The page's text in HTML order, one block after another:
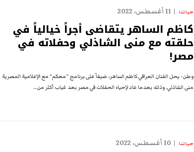
حياتنا 11 أغسطس، 2022
كاظم الساهر يتقاضى أجراً خيالياً في
حلقته مع منى الشاذلي وحفلاته في
مصر!
وطن- يحل الفنان العراقي كاظم الساهر، ضيفاً على برنامج “معكم” مع الإعلامية المصرية
منى الشاذلي. وذلك بعدما عاد لإحياء الحفلات في مصر بعد غياب أكثر من…
حياتنا 10 أغسطس، 2022